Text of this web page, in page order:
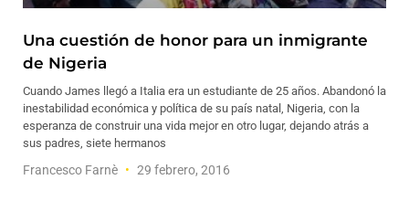
Una cuestión de honor para un inmigrante
de Nigeria
Cuando James llegó a Italia era un estudiante de 25 años. Abandonó la
inestabilidad económica y política de su país natal, Nigeria, con la
esperanza de construir una vida mejor en otro lugar, dejando atrás a
sus padres, siete hermanos
Francesco Farnè 29 febrero, 2016